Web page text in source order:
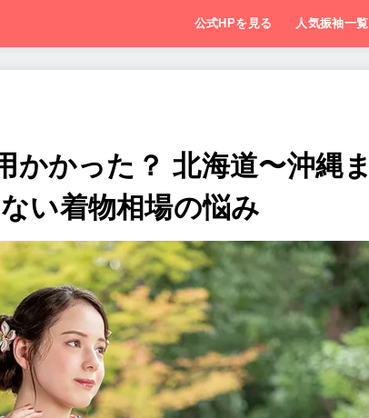
公式HPを見る 人気振袖一覧
かかった？ 北海道〜沖縄ま
ない着物相場の悩み